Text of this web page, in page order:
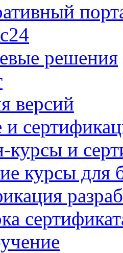
решения
версий
курсы и
курсы для